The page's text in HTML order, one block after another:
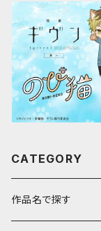
CATEGORY
作品名で探す